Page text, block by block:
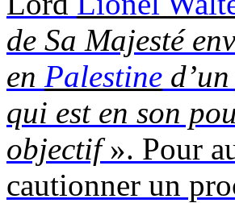
de Sa Majesté
en Palestine
qui est en son
objectif». Pour
cautionner un